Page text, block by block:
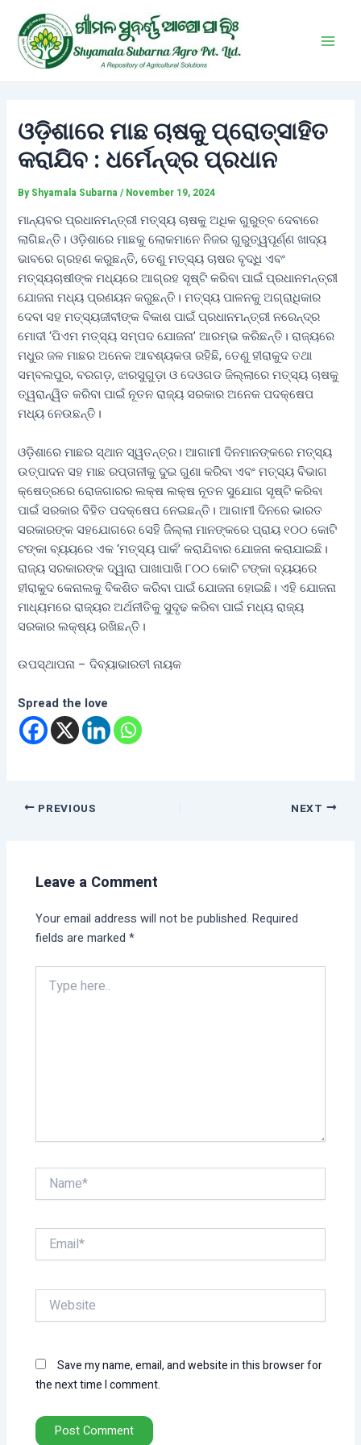
content
ଓଡ଼ିଶାରେ ମାଛ ଚାଷକୁ ପ୍ରୋତ୍ସାହିତ
କରାଯିବ : ଧର୍ମେନ୍ଦ୍ର ପ୍ରଧାନ
By Shyamala Subarna/ November 19, 2024
ମାନ୍ୟବର ପ୍ରଧାନମନ୍ତ୍ରୀ ମତ୍ସ୍ୟ ଚାଷକୁ ଅଧିକ ଗୁରୁତ୍ବ ଦେବାରେ
ଲାଗିଛନ୍ତି। ଓଡ଼ିଶାରେ ମାଛକୁ ଲୋକମାନେ ନିଜର ଗୁରୁତ୍ୱପୂର୍ଣ୍ଣ ଖାଦ୍ୟ
ଭାବରେ ଗ୍ରହଣ କରୁଛନ୍ତି, ତେଣୁ ମତ୍ସ୍ୟ ଚାଷର ବୃଦ୍ଧି ଏବଂ
ମତ୍ସ୍ୟଚାଷୀଙ୍କ ମଧ୍ୟରେ ଆଗ୍ରହ ସୃଷ୍ଟି କରିବା ପାଇଁ ପ୍ରଧାନମନ୍ତ୍ରୀ
ଯୋଜନା ମଧ୍ୟ ପ୍ରଣୟନ କରୁଛନ୍ତି। ମତ୍ସ୍ୟ ପାଳନକୁ ଅଗ୍ରାଧିକାର
ଦେବା ସହ ମତ୍ସ୍ୟଜୀବୀଙ୍କ ବିକାଶ ପାଇଁ ପ୍ରଧାନମନ୍ତ୍ରୀ ନରେନ୍ଦ୍ର
ମୋଦୀ ‘ପିଏମ ମତ୍ସ୍ୟ ସମ୍ପଦ ଯୋଜନା’ ଆରମ୍ଭ କରିଛନ୍ତି। ରାଜ୍ୟରେ
ମଧୁର ଜଳ ମାଛର ଅନେକ ଆବଶ୍ୟକତା ରହିଛି, ତେଣୁ ହୀରାକୁଦ ତଥା
ସମ୍ବଲପୁର, ବରଗଡ଼, ଝାରସୁଗୁଡ଼ା ଓ ଦେଓଗଡ ଜିଲ୍ଲାରେ ମତ୍ସ୍ୟ ଚାଷକୁ
ତ୍ୱରାନ୍ୱିତ କରିବା ପାଇଁ ନୂତନ ରାଜ୍ୟ ସରକାର ଅନେକ ପଦକ୍ଷେପ
ମଧ୍ୟ ନେଉଛନ୍ତି।
ଓଡ଼ିଶାରେ ମାଛର ସ୍ଥାନ ସ୍ୱତନ୍ତ୍ର। ଆଗାମୀ ଦିନମାନଙ୍କରେ ମତ୍ସ୍ୟ
ଉତ୍ପାଦନ ସହ ମାଛ ରପ୍ତାନୀକୁ ଦୁଇ ଗୁଣା କରିବା ଏବଂ ମତ୍ସ୍ୟ ବିଭାଗ
କ୍ଷେତ୍ରରେ ରୋଜଗାରର ଲକ୍ଷ ଲକ୍ଷ ନୂତନ ସୁଯୋଗ ସୃଷ୍ଟି କରିବା
ପାଇଁ ସରକାର ବିହିତ ପଦକ୍ଷେପ ନେଇଛନ୍ତି। ଆଗାମୀ ଦିନରେ ଭାରତ
ସରକାରଙ୍କ ସହଯୋଗରେ ସେହି ଜିଲ୍ଲା ମାନଙ୍କରେ ପ୍ରାୟ ୧୦୦ କୋଟି
ଟଙ୍କା ବ୍ୟୟରେ ଏକ ‘ମତ୍ସ୍ୟ ପାର୍କ’ କରାଯିବାର ଯୋଜନା କରାଯାଇଛି।
ରାଜ୍ୟ ସରକାରଙ୍କ ଦ୍ୱାରା ପାଖାପାଖି ୮୦୦ କୋଟି ଟଙ୍କା ବ୍ୟୟରେ
ହୀରାକୁଦ କେନାଲକୁ ବିକଶିତ କରିବା ପାଇଁ ଯୋଜନା ହୋଇଛି। ଏହି ଯୋଜନା
ମାଧ୍ୟମରେ ରାଜ୍ୟର ଅର୍ଥନୀତିକୁ ସୁଦୃଢ କରିବା ପାଇଁ ମଧ୍ୟ ରାଜ୍ୟ
ସରକାର ଲକ୍ଷ୍ୟ ରଖିଛନ୍ତି।
ଉପସ୍ଥାପନା – ଦିବ୍ୟାଭାରତୀ ନାୟକ
Spread the love
navigation
PREVIOUS NEXT
Leave a Comment
Your email address will not be published. Required
fields are marked*
here..
Name*
Email*
Website
Save my name, email, and website in this browser for
the next time I comment.